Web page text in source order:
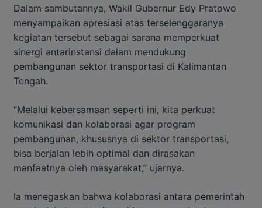
Dalam sambutannya, Wakil Gubernur Edy Pratowo
menyampaikan apresiasi atas terselenggaranya
kegiatan tersebut sebagai sarana memperkuat
sinergi antarinstansi dalam mendukung
pembangunan sektor transportasi di Kalimantan
Tengah.
“Melalui kebersamaan seperti ini, kita perkuat
komunikasi dan kolaborasi agar program
pembangunan, khususnya di sektor transportasi,
bisa berjalan lebih optimal dan dirasakan
manfaatnya oleh masyarakat,” ujarnya.
Ia menegaskan bahwa kolaborasi antara pemerintah